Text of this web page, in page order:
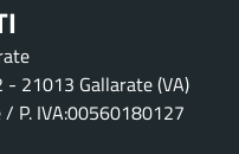
- 21013 Gallarate (VA)
/ P. IVA:00560180127